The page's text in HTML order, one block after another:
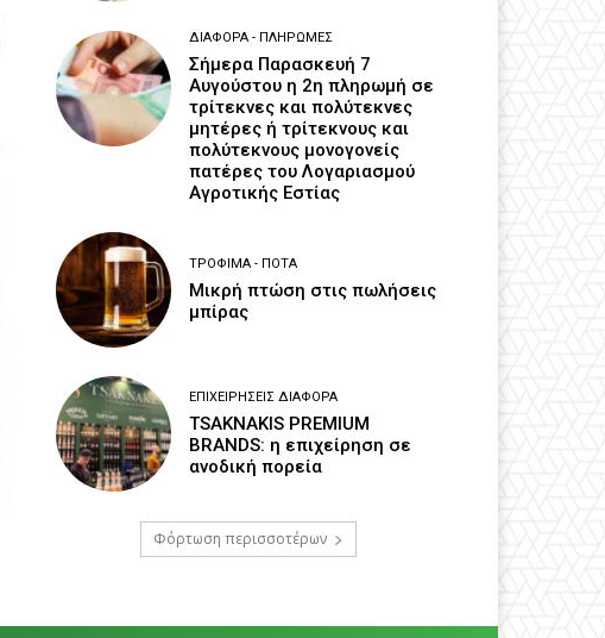
ΔΙΆΦΟΡΑ - ΠΛΗΡΩΜΈΣ
Σήμερα Παρασκευή 7
Αυγούστου η 2η πληρωμή σε
τρίτεκνες και πολύτεκνες
μητέρες ή τρίτεκνους και
πολύτεκνους μονογονείς
πατέρες του Λογαριασμού
Αγροτικής Εστίας
ΤΡΌΦΙΜΑ - ΠΟΤΆ
Μικρή πτώση στις πωλήσεις
μπίρας
ΕΠΙΧΕΙΡΉΣΕΙΣ ΔΙΆΦΟΡΑ
TSAKNAKIS PREMIUM
BRANDS: η επιχείρηση σε
ανοδική πορεία
Φόρτωση περισσοτέρων